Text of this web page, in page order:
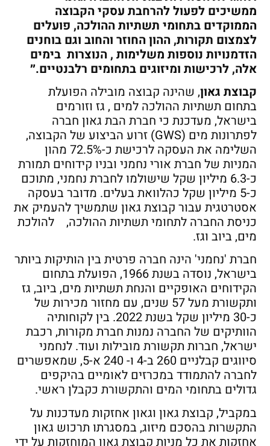
ממשיכים לפעול להרחבת עסקי הקבוצה
הממוקדים בתחומי תשתיות ההולכה, פועלים
לצמצום תקורות, ההון החוזר והחוב וגם בוחנים
הזדמנויות נוספות משלימות , הנוצרות בימים
אלה, לרכישות ומיזוגים בתחומים רלבנטיים.״
קבוצת גאון, שהינה קבוצה מובילה הפועלת
בתחום תשתיות ההולכה למים , גז וזורמים
בישראל, מעדכנת כי חברת הבת גאון חברה
לפתרונות מים (GWS) זרוע הביצוע של הקבוצה,
השלימה את העסקה לרכישת כ-72.5% מהון
המניות של חברת אורי נחמני ובניו קידוחים תמורת
כ-6.3 מיליון שקל שישולמו לחברת נחמני, מתוכם
כ-5 מיליון שקל כהלוואת בעלים. מדובר בעסקה
אסטרטגית עבור קבוצת גאון שתמשיך להעמיק את
כניסת החברה לתחומי תשתיות ההולכה, להולכת
מים, ביוב וגז.
חברת 'נחמני' הינה חברה פרטית בין הותיקות ביותר
בישראל, נוסדה בשנת 1966, הפועלת בתחום
הקידוחים האופקיים והנחת תשתיות מים, ביוב, גז
ותקשורת מעל 57 שנים, עם מחזור מכירות של
כ-30 מיליון שקל בשנת 2022. בין לקוחותיה
הוותיקים של החברה נמנות חברת מקורות, רכבת
ישראל, חברות תקשורת מובילות ועוד. לנחמני
סיווגים קבלניים 260 ב-4 ו- 240 א-5, שמאפשרים
לחברה להתמודד במכרזים לאומיים בהיקפים
גדולים בתחומי המים והתקשורת כקבלן ראשי.
במקביל, קבוצת גאון וגאון אחזקות מעדכנות על
התקשרות בהסכם מיזוג, במסגרתו תרכוש גאון
אחזקות את כל מניות קבוצת גאון המוחזקות על ידי